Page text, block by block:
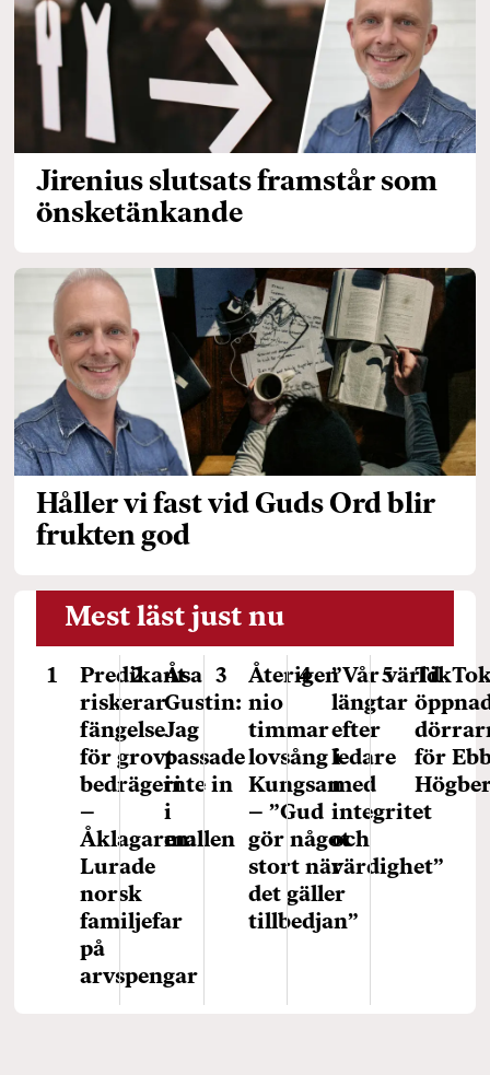
Jirenius slutsats framstår som
önsketänkande
Håller vi fast vid Guds Ord blir
frukten god
Mest läst just nu
Predikant
riskerar
fängelse
för grovt
bedrägeri
–
Åklagaren:
Lurade
norsk
familjefar
på
arvspengar
Åsa
Gustin:
Jag
passade
inte in
i
mallen
Återigen
nio
timmar
lovsång i
Kungsan
– ”Gud
gör något
stort när
det gäller
tillbedjan”
”Vår värld
längtar
efter
ledare
med
integritet
och
värdighet”
för